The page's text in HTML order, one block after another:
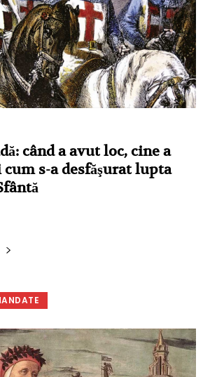
când a avut loc, cine a
cum s-a desfăşurat lupta